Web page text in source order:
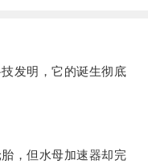
发明，它的诞生彻底
，但水母加速器却完